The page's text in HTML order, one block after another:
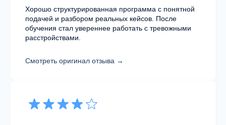
Хорошо структурированная программа с понятной
подачей и разбором реальных кейсов. После
обучения стал увереннее работать с тревожными
расстройствами.
Смотреть оригинал отзыва →
Частые вопросы